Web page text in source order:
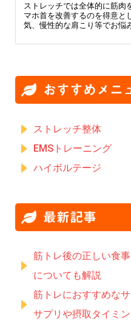
ストレッチでは全体的に筋肉
マホ首を改善するのを得意と
気、慢性的な肩こり等でお悩
おすすめメニ
ストレッチ整体
EMSトレーニング
ハイボルテージ
最新記事
筋トレ後の正しい食
についても解説
筋トレにおすすめな
サプリや摂取タイミ